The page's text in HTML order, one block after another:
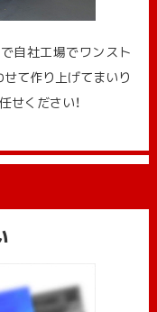
自社工場でワンスト
て作り上げてまいり
せください！